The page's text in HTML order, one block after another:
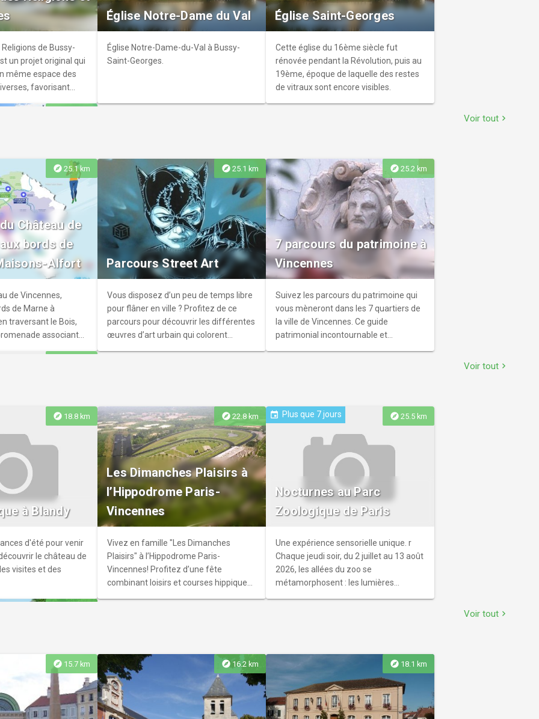
gourmets ou petits
contenter vos
médiathèques à
sur place ou à
000 documents.
Religions de Bussy-
un projet original qui
même espace des
favorisant
Église Notre-Dame du Val
Église Notre-Dame-du-Val à Bussy-
Saint-Georges.
Église Saint-Georges
Cette église du 16ème siècle fut
rénovée pendant la Révolution, puis au
19ème, époque de laquelle des restes
de vitraux sont encore visibles.
Dame-de-
fut bâtie au
abrite des fresques
XVIème siècle.
Voir tout chevron_right
explore 25.1 km
Château de
bords de
Alfort
de Vincennes,
de Marne à
traversant le Bois,
associant
explore 25.1 km
Parcours Street Art
Vous disposez d’un peu de temps libre
pour flâner en ville ? Profitez de ce
parcours pour découvrir les différentes
œuvres d’art urbain qui colorent
explore 25.2 km
7 parcours du patrimoine à
Vincennes
Suivez les parcours du patrimoine qui
vous mèneront dans les 7 quartiers de
la ville de Vincennes. Ce guide
patrimonial incontournable et
à pied
le-Pont à
vous invite à une
dans l'histoire de
Saint-Maurice et
de leur patrimoine
Voir tout chevron_right
explore 18.8 km
à Blandy
d'été pour venir
le château de
visites et des
explore 22.8 km
Les Dimanches Plaisirs à
l’Hippodrome Paris-
Vincennes
Vivez en famille "Les Dimanches
Plaisirs" à l’Hippodrome Paris-
Vincennes! Profitez d’une fête
combinant loisirs et courses hippiques,
explore 25.5 km
event Plus que 7 jours
Nocturnes au Parc
Zoologique de Paris
Une expérience sensorielle unique. r
Chaque jeudi soir, du 2 juillet au 13 août
2026, les allées du zoo se
métamorphosent : les lumières
passerelles
Voir tout chevron_right
explore 15.7 km explore 16.2 km explore 18.1 km